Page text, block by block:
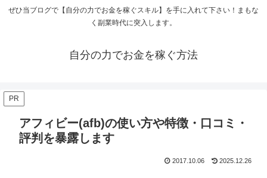
ぜひ当ブログで【自分の力でお金を稼ぐスキル】を手に入れて下さい！まもな
く副業時代に突入します。
自分の力でお金を稼ぐ方法
PR
アフィビー(afb)の使い方や特徴・口コミ・
評判を暴露します
2017.10.06 2025.12.26